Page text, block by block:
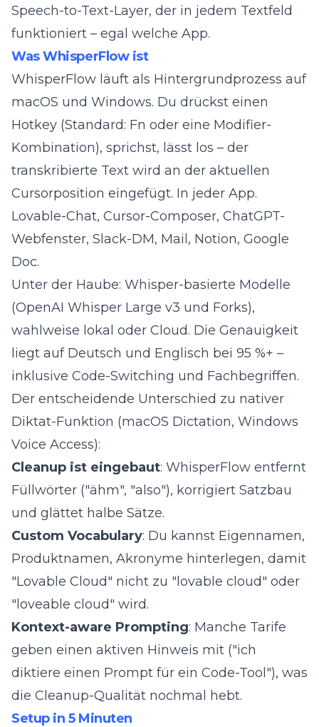
Speech-to-Text-Layer, der in jedem Textfeld
funktioniert – egal welche App.
Was WhisperFlow ist
WhisperFlow läuft als Hintergrundprozess auf
macOS und Windows. Du drückst einen
Hotkey (Standard: Fn oder eine Modifier-
Kombination), sprichst, lässt los – der
transkribierte Text wird an der aktuellen
Cursorposition eingefügt. In jeder App.
Lovable-Chat, Cursor-Composer, ChatGPT-
Webfenster, Slack-DM, Mail, Notion, Google
Doc.
Unter der Haube: Whisper-basierte Modelle
(OpenAI Whisper Large v3 und Forks),
wahlweise lokal oder Cloud. Die Genauigkeit
liegt auf Deutsch und Englisch bei 95 %+ –
inklusive Code-Switching und Fachbegriffen.
Der entscheidende Unterschied zu nativer
Diktat-Funktion (macOS Dictation, Windows
Voice Access):
Cleanup ist eingebaut: WhisperFlow entfernt
Füllwörter ("ähm", "also"), korrigiert Satzbau
und glättet halbe Sätze.
Custom Vocabulary: Du kannst Eigennamen,
Produktnamen, Akronyme hinterlegen, damit
"Lovable Cloud" nicht zu "lovable cloud" oder
"loveable cloud" wird.
Kontext-aware Prompting: Manche Tarife
geben einen aktiven Hinweis mit ("ich
diktiere einen Prompt für ein Code-Tool"), was
die Cleanup-Qualität nochmal hebt.
Setup in 5 Minuten